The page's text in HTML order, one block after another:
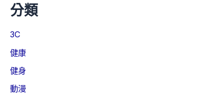
分類
3C
健康
健身
動漫